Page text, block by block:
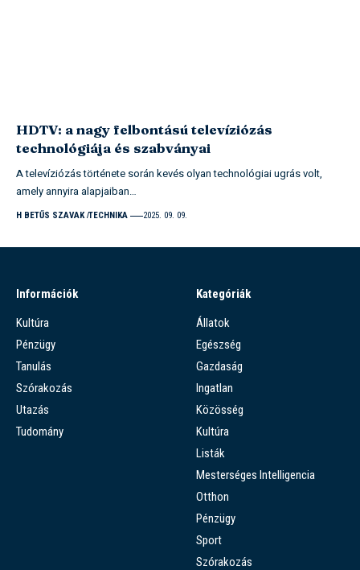
HDTV: a nagy felbontású televíziózás
technológiája és szabványai
A televíziózás története során kevés olyan technológiai ugrás volt,
amely annyira alapjaiban…
H BETŰS SZAVAK TECHNIKA 2025. 09. 09.
Információk
Kultúra
Pénzügy
Tanulás
Szórakozás
Utazás
Tudomány
Kategóriák
Állatok
Egészség
Gazdaság
Ingatlan
Közösség
Kultúra
Listák
Mesterséges Intelligencia
Otthon
Pénzügy
Sport
Szórakozás